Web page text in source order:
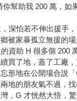
幫助我 200 萬，如
深怕若不伸出援手
被家暴孤立無援的場
資助 H 很多個 200
買了地，蓋了工廠
形地在公開場合說
地的朋友氣不過，
，G 才恍然大悟，